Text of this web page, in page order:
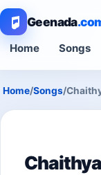
Geenada
Home Songs
Home/Songs/